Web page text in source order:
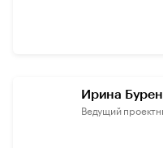
Ирина
Ведущий